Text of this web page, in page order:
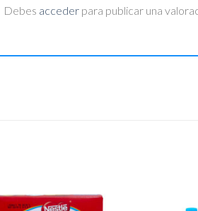
Debes accederpara publicar una